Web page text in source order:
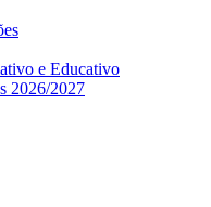
e Educativo
2026/2027